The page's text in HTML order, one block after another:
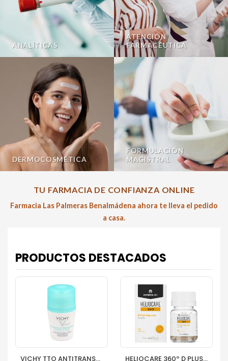
ANALÍTICAS
ATENCIÓN
FARMACÉUTICA
DERMOCOSMÉTICA
FORMULACIÓN
MAGISTRAL
TU FARMACIA DE CONFIANZA ONLINE
Farmacia Las Palmeras Benalmádena ahora te lleva el pedido
a casa.